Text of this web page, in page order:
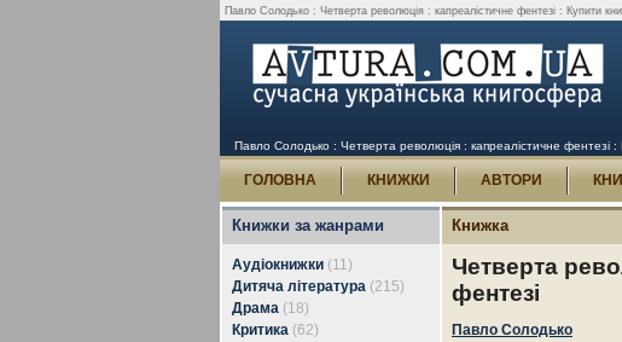
Павло Солодько : Четверта революція : капреалістичне фентезі : Купити
Павло Солодько : Четверта революція : капреалістичне фентезі :
ГОЛОВНА КНИЖКИ АВТОРИ
Книжки за жанрами
Аудіокнижки (11)
Дитяча література (215)
Драма (18)
Критика (62)
Книжка
Четверта
фентезі
Павло Солодько